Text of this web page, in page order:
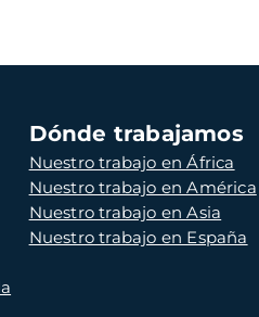
Dónde trabajamos
Nuestro trabajo en África
Nuestro trabajo en América
Nuestro trabajo en Asia
Nuestro trabajo en España